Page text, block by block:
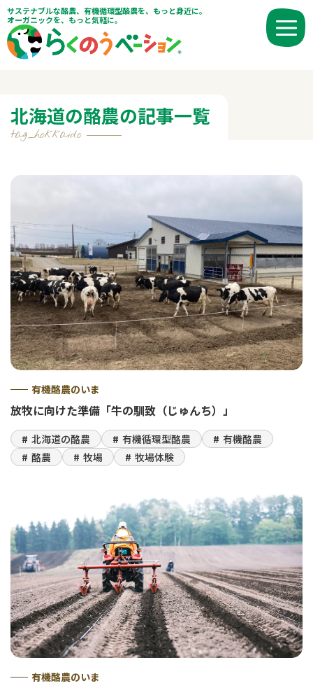
サステナブルな酪農、有機循環型酪農を、もっと身近に。
オーガニックを、もっと気軽に。
北海道の酪農の記事一覧
tag_hokkaido
有機酪農のいま
放牧に向けた準備「牛の馴致（じゅんち）」
北海道の酪農 有機循環型酪農
有機酪農
酪農
牧場 牧場体験
有機酪農のいま